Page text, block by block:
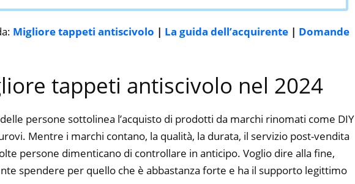
Migliore tappeti antiscivolo | La guida dell’acquirente | Domande
tappeti antiscivolo nel 2024
persone sottolinea l’acquisto di prodotti da marchi rinomati come DIY
Mentre i marchi contano, la qualità, la durata, il servizio post-vendita
persone dimenticano di controllare in anticipo. Voglio dire alla fine,
spendere per quello che è abbastanza forte e ha il supporto legittimo